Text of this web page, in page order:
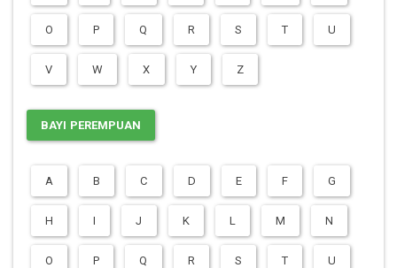
O P Q R S T U
V W X Y Z
BAYI PEREMPUAN
A B C D E F G
H I J K L M N
O P Q R S T U